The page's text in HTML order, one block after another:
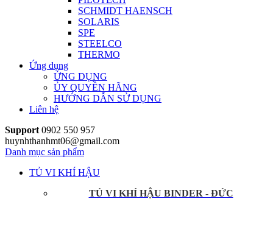
SCHMIDT HAENSCH
SOLARIS
SPE
STEELCO
THERMO
Ứng dụng
ỨNG DỤNG
ỦY QUYỀN HÃNG
HƯỚNG DẪN SỬ DỤNG
Liên hệ
Support 0902 550 957
huynhthanhmt06@gmail.com
Danh mục sản phẩm
TỦ VI KHÍ HẬU
TỦ VI KHÍ HẬU BINDER - ĐỨC